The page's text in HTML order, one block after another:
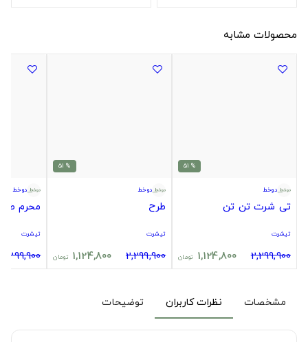
محصولات مشابه
% 51
دوخط
تی شرت تن تن
تیشرت
2,299,900
1,124,800 تومان
% 51
دوخط
طرح
تیشرت
2,299,900
1,124,800 تومان
دوخط
محرم
تیشرت
2,299,900
مشخصات نظرات کاربران توضیحات